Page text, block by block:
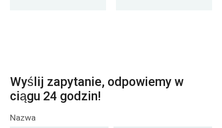
Wyślij zapytanie, odpowiemy w
ciągu 24 godzin!
Nazwa